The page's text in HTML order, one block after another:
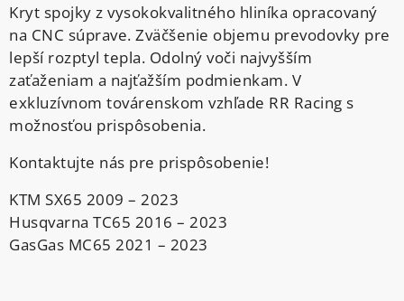
Kryt spojky z vysokokvalitného hliníka opracovaný
na CNC súprave. Zväčšenie objemu prevodovky pre
lepší rozptyl tepla. Odolný voči najvyšším
zaťaženiam a najťažším podmienkam. V
exkluzívnom továrenskom vzhľade RR Racing s
možnosťou prispôsobenia.
Kontaktujte nás pre prispôsobenie!
KTM SX65 2009 – 2023
Husqvarna TC65 2016 – 2023
GasGas MC65 2021 – 2023